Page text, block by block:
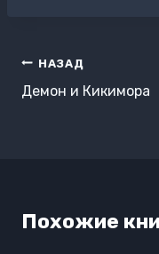
Навигация
по
НАЗАД
Демон и Кикимора
Похожие